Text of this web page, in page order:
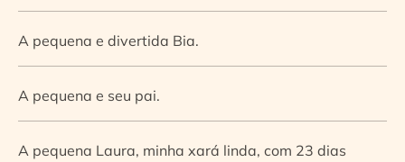
A pequena e divertida Bia.
A pequena e seu pai.
A pequena Laura, minha xará linda, com 23 dias